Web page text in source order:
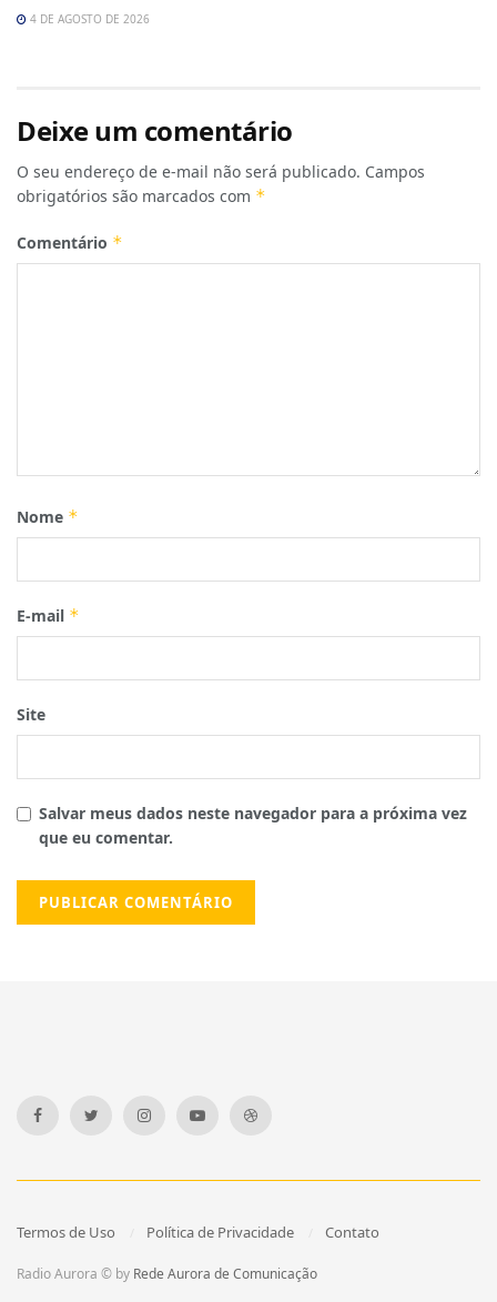
4 DE AGOSTO DE 2026
Deixe um comentário
O seu endereço de e-mail não será publicado. Campos
obrigatórios são marcados com *
Comentário *
Nome *
E-mail *
Site
Salvar meus dados neste navegador para a próxima vez
que eu comentar.
Termos de Uso Política de Privacidade Contato
Radio Aurora © by Rede Aurora de Comunicação